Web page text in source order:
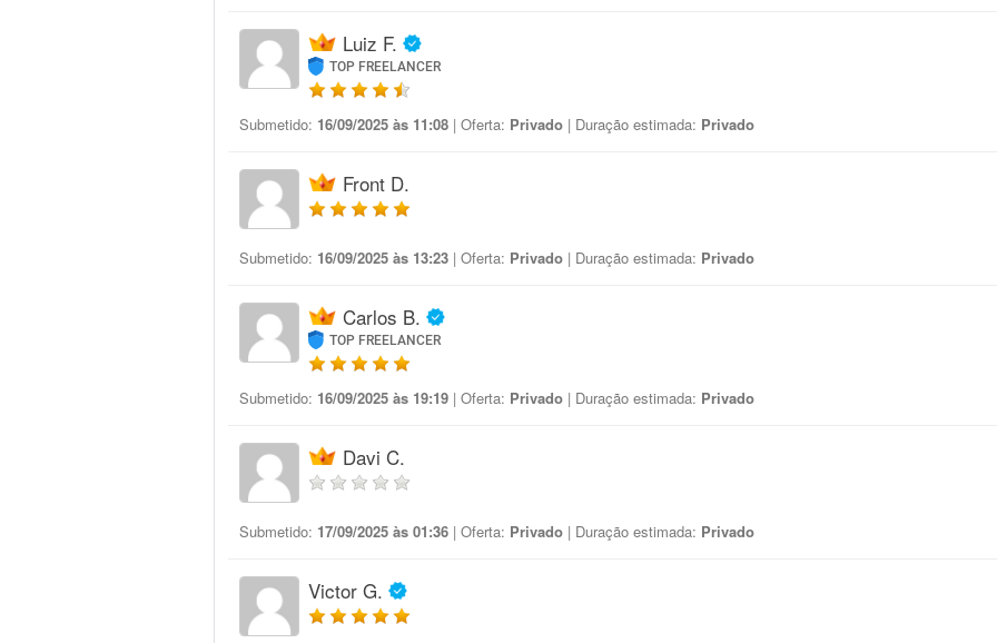
Luiz F.
TOP FREELANCER
Submetido: 16/09/2025 às 11:08 | Oferta: Privado | Duração estimada: Privado
Front D.
Submetido: 16/09/2025 às 13:23 | Oferta: Privado | Duração estimada: Privado
Carlos B.
TOP FREELANCER
Submetido: 16/09/2025 às 19:19 | Oferta: Privado | Duração estimada: Privado
Davi C.
Submetido: 17/09/2025 às 01:36 | Oferta: Privado | Duração estimada: Privado
Victor G.